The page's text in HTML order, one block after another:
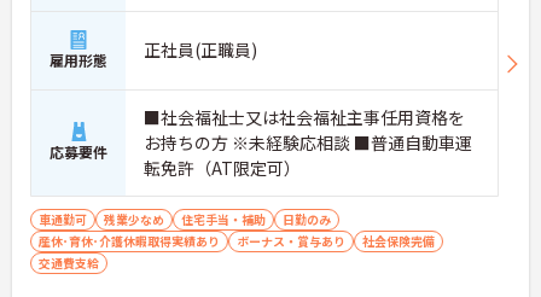
雇用形態 正社員(正職員)
応募要件
■社会福祉士又は社会福祉主事任用資格を
お持ちの方 ※未経験応相談 ■普通自動車運
転免許（AT限定可）
車通勤可 残業少なめ 住宅手当・補助
日勤のみ
産休･育休･介護休暇取得実績あり
ボーナス・賞与あり
社会保険完備
交通費支給